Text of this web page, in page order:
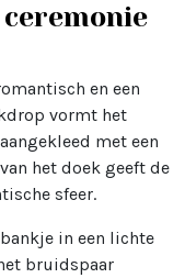
en een
vormt het
met een
het doek geeft de
sfeer.
in een lichte
bruidspaar